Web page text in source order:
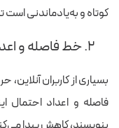
کوتاه و به‌یادماندنی
۲. خط فاصله و اعداد را در نام دامنه قرار ندهید
بسیاری از کاربران
فاصله و اعداد احتمال